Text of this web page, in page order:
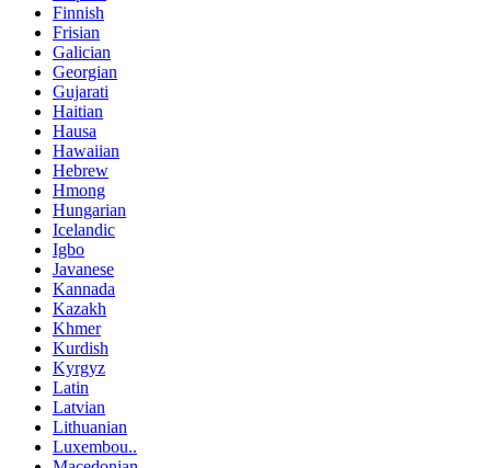
Finnish
Frisian
Galician
Georgian
Gujarati
Haitian
Hausa
Hawaiian
Hebrew
Hmong
Hungarian
Icelandic
Igbo
Javanese
Kannada
Kazakh
Khmer
Kurdish
Kyrgyz
Latin
Latvian
Lithuanian
Luxembou..